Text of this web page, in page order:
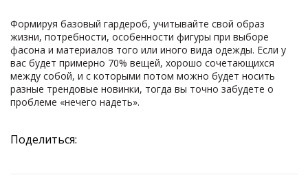
Формируя базовый гардероб, учитывайте свой образ
жизни, потребности, особенности фигуры при выборе
фасона и материалов того или иного вида одежды. Если у
вас будет примерно 70% вещей, хорошо сочетающихся
между собой, и с которыми потом можно будет носить
разные трендовые новинки, тогда вы точно забудете о
проблеме «нечего надеть».
Поделиться: